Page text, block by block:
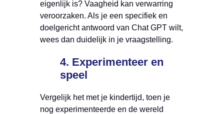
eigenlijk is? Vaagheid kan verwarring
veroorzaken. Als je een specifiek en
doelgericht antwoord van Chat GPT wilt,
wees dan duidelijk in je vraagstelling.
4. Experimenteer en
speel
Vergelijk het met je kindertijd, toen je
nog experimenteerde en de wereld